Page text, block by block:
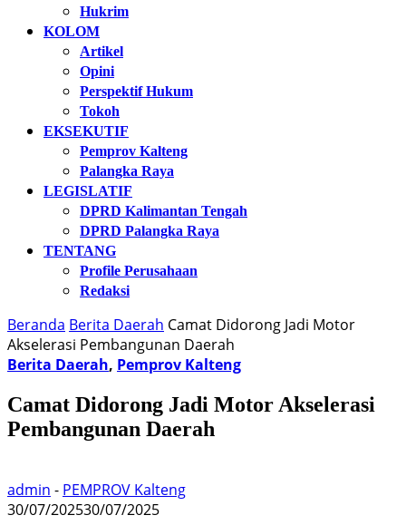
Hukrim
KOLOM
Artikel
Opini
Perspektif Hukum
Tokoh
EKSEKUTIF
Pemprov Kalteng
Palangka Raya
LEGISLATIF
DPRD Kalimantan Tengah
DPRD Palangka Raya
TENTANG
Profile Perusahaan
Redaksi
Beranda Berita Daerah Camat Didorong Jadi Motor
Akselerasi Pembangunan Daerah
Berita Daerah, Pemprov Kalteng
Camat Didorong Jadi Motor Akselerasi
Pembangunan Daerah
admin - PEMPROV Kalteng
30/07/202530/07/2025